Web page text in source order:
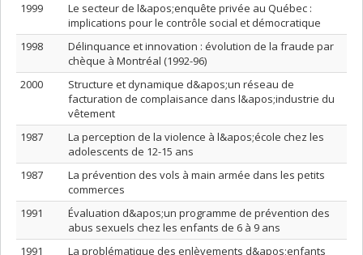
1999
Le secteur de l&apos;enquête privée au Québec :
implications pour le contrôle social et démocratique
1998
Délinquance et innovation : évolution de la fraude par
chèque à Montréal (1992-96)
2000
Structure et dynamique d&apos;un réseau de
facturation de complaisance dans l&apos;industrie du
vêtement
1987
La perception de la violence à l&apos;école chez les
adolescents de 12-15 ans
1987
La prévention des vols à main armée dans les petits
commerces
1991
Évaluation d&apos;un programme de prévention des
abus sexuels chez les enfants de 6 à 9 ans
1991
La problématique des enlèvements d&apos;enfants